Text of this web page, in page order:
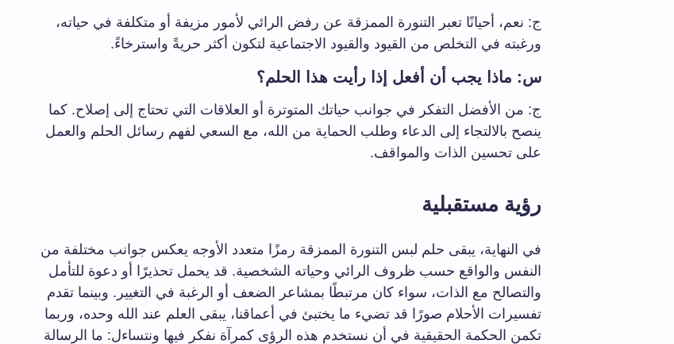
ج: نعم، أحيانًا تعبر التنورة الممزقة عن رفض الرائي لأمور مزيفة أو متكلفة في حياته،
ورغبته في التخلص من القيود والقيود الاجتماعية لتكون أكثر حريةً واسترخاءً.
س: ماذا يجب أن أفعل إذا رأيت هذا الحلم؟
ج: من الأفضل التفكر في جوانب حياتك المتوترة أو العلاقات التي تحتاج إلى إصلاح. كما
ينصح بالالتجاء إلى الدعاء وطلب الحماية من الله، مع السعي لفهم رسائل الحلم والعمل
على تحسين الذات والمواقف.
رؤية مستقبلية
في النهاية، يبقى حلم لبس التنورة الممزقة رمزًا متعدد الأوجه يعكس جوانب مختلفة من
النفس والواقع حسب ظروف الرائي وحياته الشخصية. قد يحمل تحذيرًا أو دعوة للتأمل
والتصالح مع الذات، سواء كان مرتبطًا بمشاعر الضعف أو الرغبة في التغيير. وبينما تقدم
تفسيرات الأحلام صورًا قد تضيء ما يختبئ في أعماقنا، يبقى العلم عند الله وحده، وربما
تكمن الحكمة الحقيقية في أن نستخدم هذه الرؤى كمرآة نفكر فيها ونتساءل: ما الرسالة